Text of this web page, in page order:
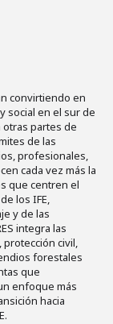
convirtiendo en
social en el sur de
otras partes de
de las
profesionales,
cada vez más la
que centren el
los IFE,
y de las
integra las
civil,
forestales
que
enfoque más
hacia